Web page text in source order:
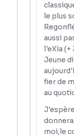
le plus
aussi
l'eXia (+
Jeune
fier de
au
moi,le